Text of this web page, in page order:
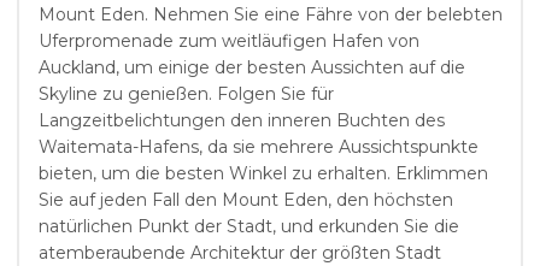
Mount Eden. Nehmen Sie eine Fähre von der belebten
Uferpromenade zum weitläufigen Hafen von
Auckland, um einige der besten Aussichten auf die
Skyline zu genießen. Folgen Sie für
Langzeitbelichtungen den inneren Buchten des
Waitemata-Hafens, da sie mehrere Aussichtspunkte
bieten, um die besten Winkel zu erhalten. Erklimmen
Sie auf jeden Fall den Mount Eden, den höchsten
natürlichen Punkt der Stadt, und erkunden Sie die
atemberaubende Architektur der größten Stadt